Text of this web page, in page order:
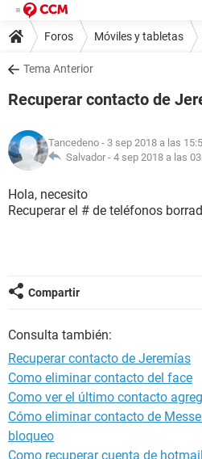
Foros Móviles y tabletas
Tema Anterior
Recuperar contacto de
Tancedeno - 3 sep 2018 a las
Salvador - 4 sep 2018 a las
Hola, necesito
Recuperar el # de teléfonos
Compartir
Consulta también:
Recuperar contacto de Jeremías
Como eliminar contacto del face
Como ver el último contacto
Cómo eliminar contacto de
bloqueo
Como recuperar cuenta de